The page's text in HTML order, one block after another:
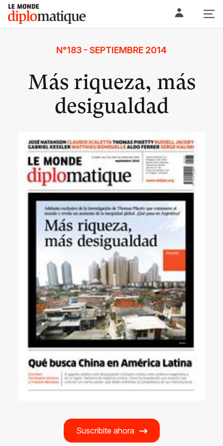
Skip
content
Le monde diplomatique
N°183 - SEPTIEMBRE 2014
Más riqueza, más
desigualdad
Suscribite ahora